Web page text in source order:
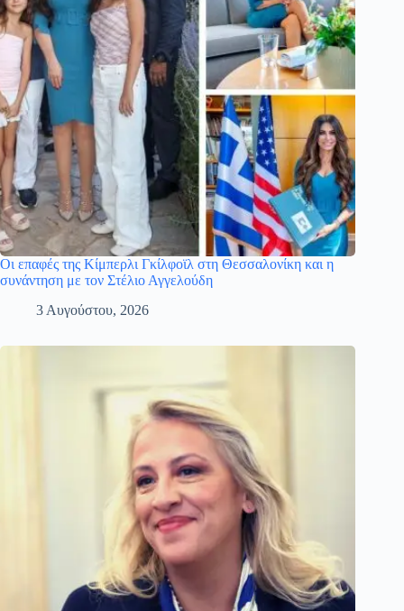
Οι επαφές της Κίμπερλι Γκίλφοϊλ στη Θεσσαλονίκη και η
συνάντηση με τον Στέλιο Αγγελούδη
3 Αυγούστου, 2026